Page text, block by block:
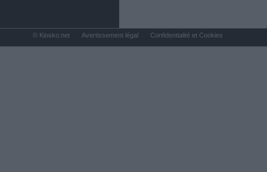
© Kiosko.net Avertissement légal Confidentialité et Cookies